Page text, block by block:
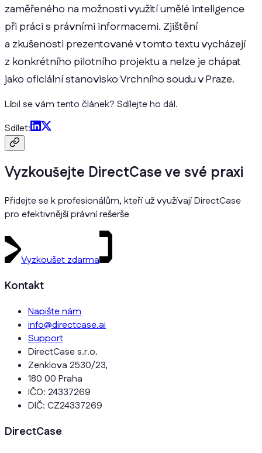
zaměřeného na možnosti využití umělé inteligence
při práci s právními informacemi. Zjištění
a zkušenosti prezentované v tomto textu vycházejí
z konkrétního pilotního projektu a nelze je chápat
jako oficiální stanovisko Vrchního soudu v Praze.
Líbil se vám tento článek? Sdílejte ho dál.
Sdílet:
Vyzkoušejte DirectCase ve své praxi
Přidejte se k profesionálům, kteří už využívají DirectCase
pro efektivnější právní rešerše
Vyzkoušet zdarma
Kontakt
Napište nám
info@directcase.ai
Support
DirectCase s.r.o.
Zenklova 2530/23,
180 00 Praha
IČO: 24337269
DIČ: CZ24337269
DirectCase